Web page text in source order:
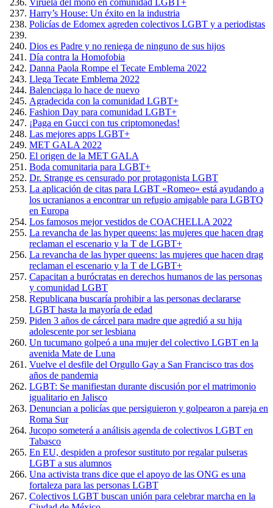
Viruela del mono en comunidad LGBT+
Harry’s House: Un éxito en la industria
Policías de Edomex agreden colectivos LGBT y a periodistas
Dios es Padre y no reniega de ninguno de sus hijos
Día contra la Homofobia
Danna Paola Rompe el Tecate Emblema 2022
Llega Tecate Emblema 2022
Balenciaga lo hace de nuevo
Agradecida con la comunidad LGBT+
Fashion Day para comunidad LGBT+
¡Paga en Gucci con tus criptomonedas!
Las mejores apps LGBT+
MET GALA 2022
El origen de la MET GALA
Boda comunitaria para LGBT+
Dr. Strange es censurado por protagonista LGBT
La aplicación de citas para LGBT «Romeo» está ayudando a
los ucranianos a encontrar un refugio amigable para LGBTQ
en Europa
Los famosos mejor vestidos de COACHELLA 2022
La revancha de las hyper queens: las mujeres que hacen drag
reclaman el escenario y la T de LGBT+
La revancha de las hyper queens: las mujeres que hacen drag
reclaman el escenario y la T de LGBT+
Capacitan a burócratas en derechos humanos de las personas
y comunidad LGBT
Republicana buscaría prohibir a las personas declararse
LGBT hasta la mayoría de edad
Piden 3 años de cárcel para madre que agredió a su hija
adolescente por ser lesbiana
Un tucumano golpeó a una mujer del colectivo LGBT en la
avenida Mate de Luna
Vuelve el desfile del Orgullo Gay a San Francisco tras dos
años de pandemia
LGBT: Se manifiestan durante discusión por el matrimonio
igualitario en Jalisco
Denuncian a policías que persiguieron y golpearon a pareja en
Roma Sur
Jucopo someterá a análisis agenda de colectivos LGBT en
Tabasco
En EU, despiden a profesor sustituto por regalar pulseras
LGBT a sus alumnos
Una activista trans dice que el apoyo de las ONG es una
fortaleza para las personas LGBT
Colectivos LGBT buscan unión para celebrar marcha en la